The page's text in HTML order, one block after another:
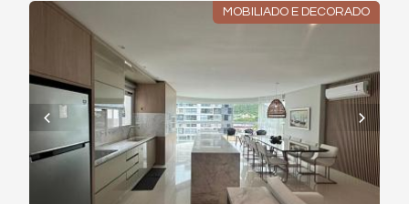
MOBILIADO E DECORADO